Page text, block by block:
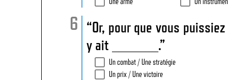
“Or, pour que vous
y ait _______.”
Un combat / Une stratégie
Un prix / Une victoire